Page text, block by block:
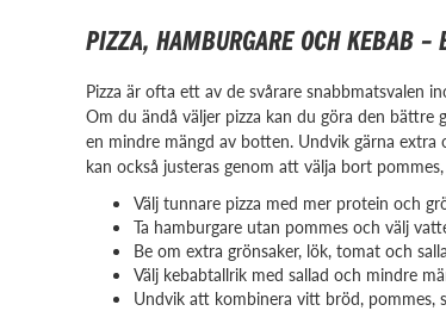
PIZZA, HAMBURGARE OCH KEBAB –
Pizza är ofta ett av de svårare
Om du ändå väljer pizza kan du göra den bättre
en mindre mängd av botten. Undvik gärna
kan också justeras genom att välja bort
Välj tunnare pizza med mer protein och
Ta hamburgare utan pommes och välj
Be om extra grönsaker, lök, tomat och
Välj kebabtallrik med sallad och mindre
Undvik att kombinera vitt bröd, pommes,